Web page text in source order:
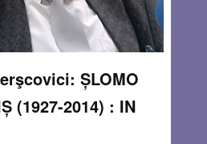
ȘLOMO
(1927-2014) : IN